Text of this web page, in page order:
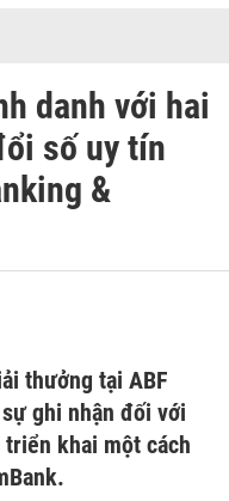
danh với hai
số uy tín
&
thưởng tại ABF
ghi nhận đối với
khai một cách